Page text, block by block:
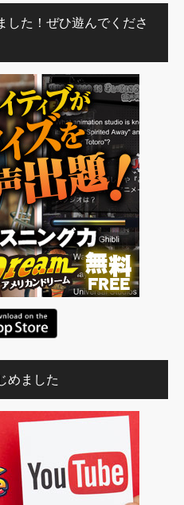
した！ぜひ遊んでくださ
めました